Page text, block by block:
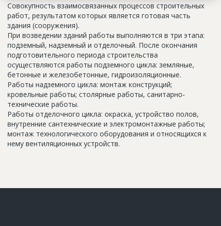
Совокупность взаимосвязанных процессов строительных
работ, результатом которых является готовая часть
здания (сооружения).
При возведении зданий работы выполняются в три этапа:
подземный, надземный и отделочный. После окончания
подготовительного периода строительства
осуществляются работы подземного цикла: земляные,
бетонные и железобетонные, гидроизоляционные.
Работы надземного цикла: монтаж конструкций;
кровельные работы; столярные работы, санитарно-
технические работы.
Работы отделочного цикла: окраска, устройство полов,
внутренние сантехнические и электромонтажные работы;
монтаж технологического оборудования и относящихся к
нему вентиляционных устройств.